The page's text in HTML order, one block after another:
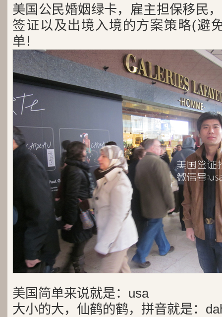
美国公民婚姻绿卡，雇主担保移民
签证以及出境入境的方案策略(避
单！
美国简单来说就是：usa
大小的大，仙鹤的鹤，拼音就是：